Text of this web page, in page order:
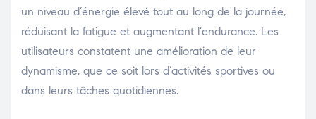
un niveau d’énergie élevé tout au long de la journée,
réduisant la fatigue et augmentant l’endurance. Les
utilisateurs constatent une amélioration de leur
dynamisme, que ce soit lors d’activités sportives ou
dans leurs tâches quotidiennes.